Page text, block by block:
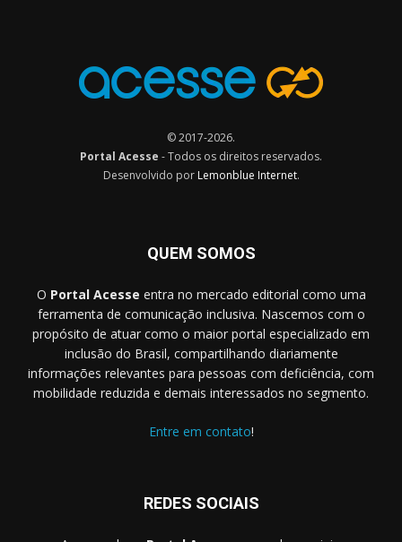
© 2017-2026.
Portal Acesse - Todos os direitos reservados.
Desenvolvido por Lemonblue Internet.
QUEM SOMOS
O Portal Acesse entra no mercado editorial como uma
ferramenta de comunicação inclusiva. Nascemos com o
propósito de atuar como o maior portal especializado em
inclusão do Brasil, compartilhando diariamente
informações relevantes para pessoas com deficiência, com
mobilidade reduzida e demais interessados no segmento.
Entre em contato!
REDES SOCIAIS